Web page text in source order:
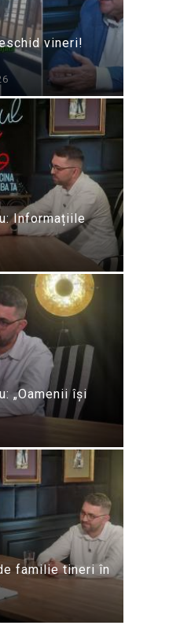
vineri!
Informațiile
„Oamenii își
familie tineri în